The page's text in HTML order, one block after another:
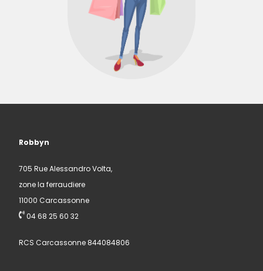
Robbyn
705 Rue Alessandro Volta,
zone la ferraudiere
11000 Carcassonne
04 68 25 60 32
RCS Carcassonne 844084806